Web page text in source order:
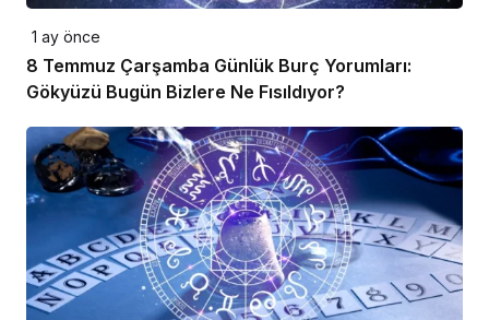
1 ay önce
8 Temmuz Çarşamba Günlük Burç Yorumları:
Gökyüzü Bugün Bizlere Ne Fısıldıyor?